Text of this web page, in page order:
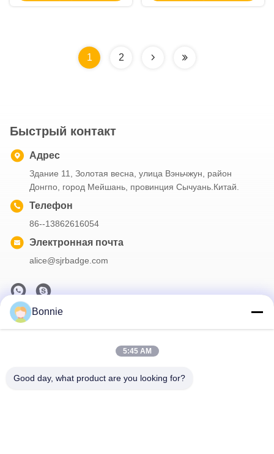
стиле мультфильмов и
аниме
1 2
Быстрый контакт
Адрес
Здание 11, Золотая весна, улица Вэньчжун, район
Донгпо, город Мейшань, провинция Сычуань.Китай.
Телефон
86--13862616054
Электронная почта
alice@sjrbadge.com
Наша рассылка
Подпишитесь на нашу информационную рассылку для
получения скидок и прочего.
Bonnie
5:45 AM
Good day, what product are you looking for?